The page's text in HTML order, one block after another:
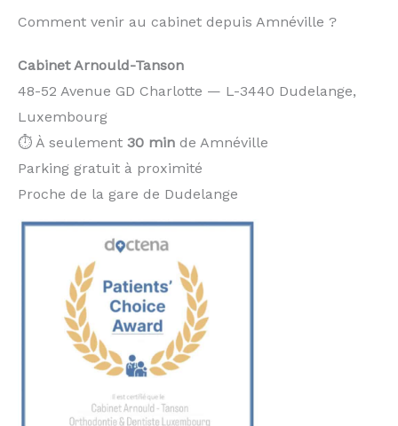
Comment venir au cabinet depuis Amnéville ?
Cabinet Arnould-Tanson
48-52 Avenue GD Charlotte — L-3440 Dudelange,
Luxembourg
⏱️ À seulement 30 min de Amnéville
Parking gratuit à proximité
Proche de la gare de Dudelange